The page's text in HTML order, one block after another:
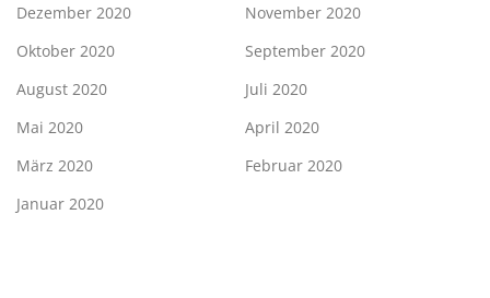
Dezember 2020
November 2020
Oktober 2020
September 2020
August 2020
Juli 2020
Mai 2020
April 2020
März 2020
Februar 2020
Januar 2020